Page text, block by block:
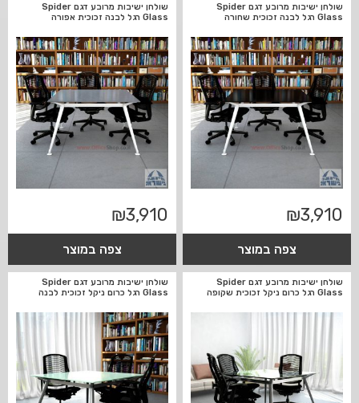
שולחן ישיבות מרובע דגם Spider
Glass רגל לבנה זכוכית שחורה
₪3,910
צפה במוצר
שולחן ישיבות מרובע דגם Spider
Glass רגל לבנה זכוכית אפורה
₪3,910
צפה במוצר
שולחן ישיבות מרובע דגם Spider
Glass רגל כרום ניקל זכוכית שקופה
שולחן ישיבות מרובע דגם Spider
Glass רגל כרום ניקל זכוכית לבנה